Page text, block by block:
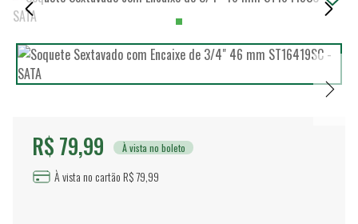
R$ 79,99 À vista no boleto
À vista no cartão R$ 79,99